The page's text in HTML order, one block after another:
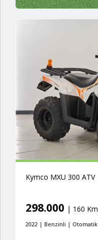
Kymco MXU 300 ATV
298.000 | 160 Km
2022 | Benzinli | Otomatik